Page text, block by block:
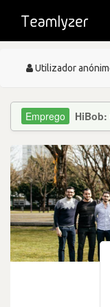
Toggle
Utilizador
HiBob: